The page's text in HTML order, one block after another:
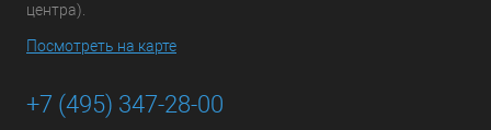
центра).
Посмотреть на карте
+7 (495) 347-28-00